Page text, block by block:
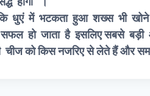
कि धुएं में भटकता हुआ शख्स भी
हो जाता है इसलिए सबसे
को किस नजरिए से लेते हैं और